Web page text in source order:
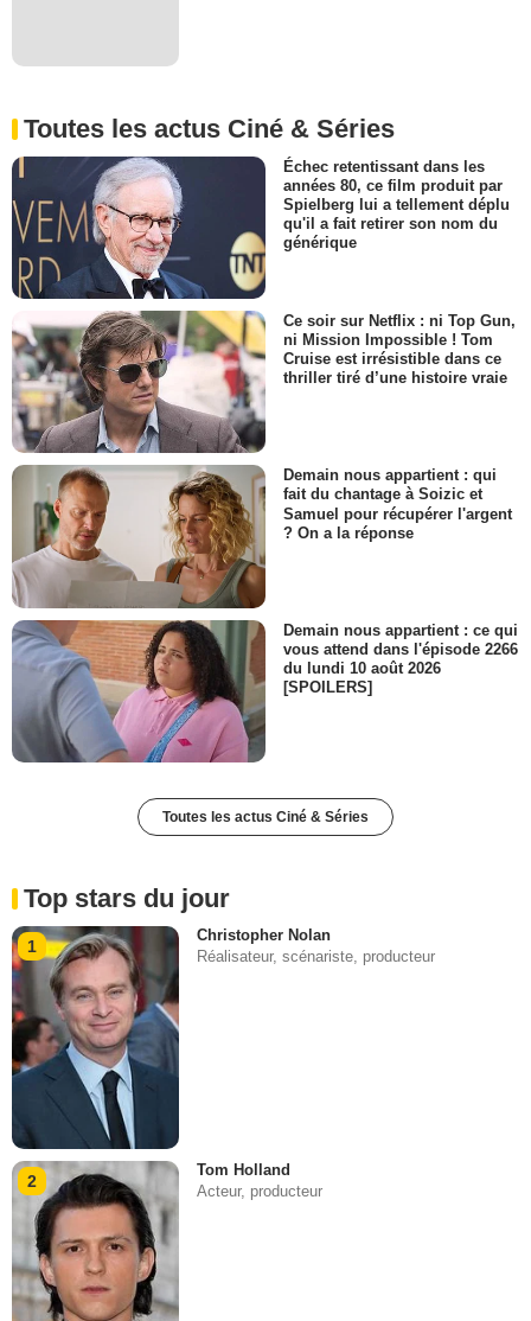
Toutes les actus Ciné & Séries
Échec retentissant dans les
années 80, ce film produit par
Spielberg lui a tellement déplu
qu'il a fait retirer son nom du
générique
Ce soir sur Netflix : ni Top Gun,
ni Mission Impossible ! Tom
Cruise est irrésistible dans ce
thriller tiré d’une histoire vraie
Demain nous appartient : qui
fait du chantage à Soizic et
Samuel pour récupérer l'argent
? On a la réponse
Demain nous appartient : ce qui
vous attend dans l'épisode 2266
du lundi 10 août 2026
[SPOILERS]
Toutes les actus Ciné & Séries
Top stars du jour
1
Christopher Nolan
Réalisateur, scénariste, producteur
2
Tom Holland
Acteur, producteur